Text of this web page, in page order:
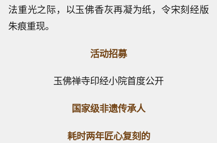
法重光之际，以玉佛香灰再凝为纸，令宋刻经版
朱痕重现。
活动招募
玉佛禅寺印经小院首度公开
国家级非遗传承人
耗时两年匠心复刻的